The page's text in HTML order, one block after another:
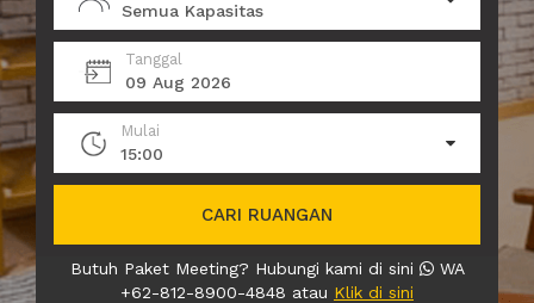
Semua Kapasitas
Tanggal
09 Aug 2026
Mulai
15:00
CARI RUANGAN
Butuh Paket Meeting? Hubungi kami di sini
WA
+62-812-8900-4848 atau Klik di sini